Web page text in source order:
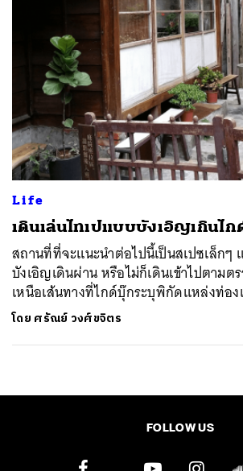
Life
เดินเล่นไทเปแบบบังเอิญเกินไก
สถานที่ที่จะแนะนำต่อไปนี้เป็นสเปซเล็กๆ
บังเอิญเดินผ่าน หรือไม่ก็เดินเข้าไปตาม
เหนือเส้นทางที่ไกด์บุ๊กระบุพิกัดแหล่งท่อง
โดย ศรัณย์ วงศ์ขจิตร
FOLLOW US
ค้นหา
SHARE TWEET LINE